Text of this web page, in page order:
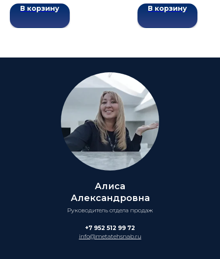
В корзину В корзину
Алиса
Александровна
Руководитель отдела продаж
+7 952 512 99 72
info@metatehsnab.ru